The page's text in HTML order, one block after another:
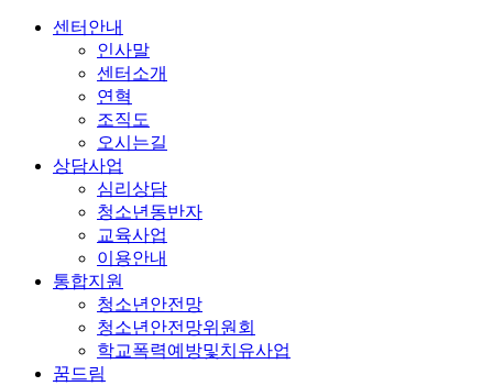
센터안내
인사말
센터소개
연혁
조직도
오시는길
상담사업
심리상담
청소년동반자
교육사업
이용안내
통합지원
청소년안전망
청소년안전망위원회
학교폭력예방및치유사업
꿈드림